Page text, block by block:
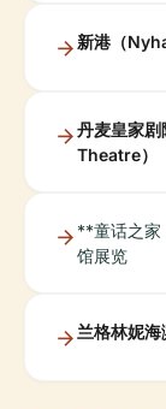
新港（
丹麦皇家
Theatre）
**童话之家
馆展览
兰格林妮